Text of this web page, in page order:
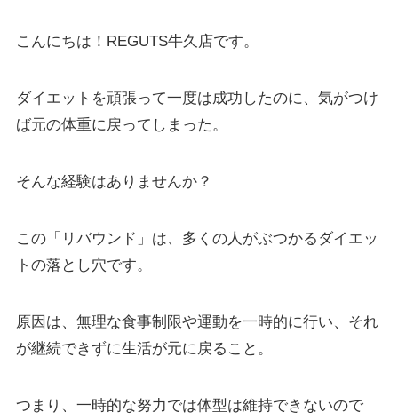
こんにちは！REGUTS牛久店です。
ダイエットを頑張って一度は成功したのに、気がつけ
ば元の体重に戻ってしまった。
そんな経験はありませんか？
この「リバウンド」は、多くの人がぶつかるダイエッ
トの落とし穴です。
原因は、無理な食事制限や運動を一時的に行い、それ
が継続できずに生活が元に戻ること。
つまり、一時的な努力では体型は維持できないので